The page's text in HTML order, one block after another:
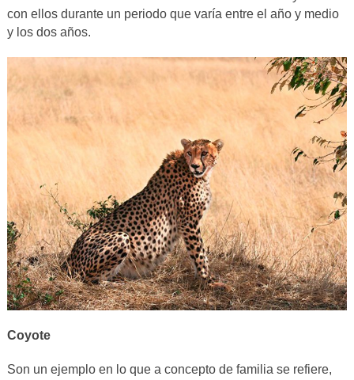
con ellos durante un periodo que varía entre el año y medio
y los dos años.
Coyote
Son un ejemplo en lo que a concepto de familia se refiere,